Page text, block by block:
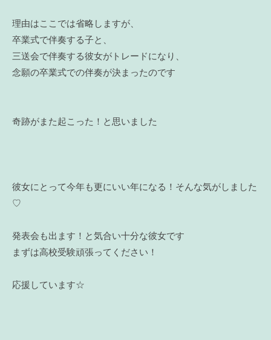
理由はここでは省略しますが、
卒業式で伴奏する子と、
三送会で伴奏する彼女がトレードになり、
念願の卒業式での伴奏が決まったのです
奇跡がまた起こった！と思いました
彼女にとって今年も更にいい年になる！そんな気がしました
♡
発表会も出ます！と気合い十分な彼女です
まずは高校受験頑張ってください！
応援しています☆